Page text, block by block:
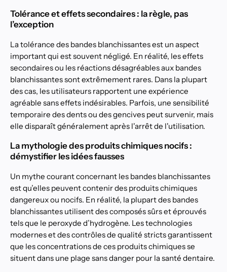
Tolérance et effets secondaires : la règle, pas
l’exception
La tolérance des bandes blanchissantes est un aspect
important qui est souvent négligé. En réalité, les effets
secondaires ou les réactions désagréables aux bandes
blanchissantes sont extrêmement rares. Dans la plupart
des cas, les utilisateurs rapportent une expérience
agréable sans effets indésirables. Parfois, une sensibilité
temporaire des dents ou des gencives peut survenir, mais
elle disparaît généralement après l'arrêt de l'utilisation.
La mythologie des produits chimiques nocifs :
démystifier les idées fausses
Un mythe courant concernant les bandes blanchissantes
est qu’elles peuvent contenir des produits chimiques
dangereux ou nocifs. En réalité, la plupart des bandes
blanchissantes utilisent des composés sûrs et éprouvés
tels que le peroxyde d’hydrogène. Les technologies
modernes et des contrôles de qualité stricts garantissent
que les concentrations de ces produits chimiques se
situent dans une plage sans danger pour la santé dentaire.